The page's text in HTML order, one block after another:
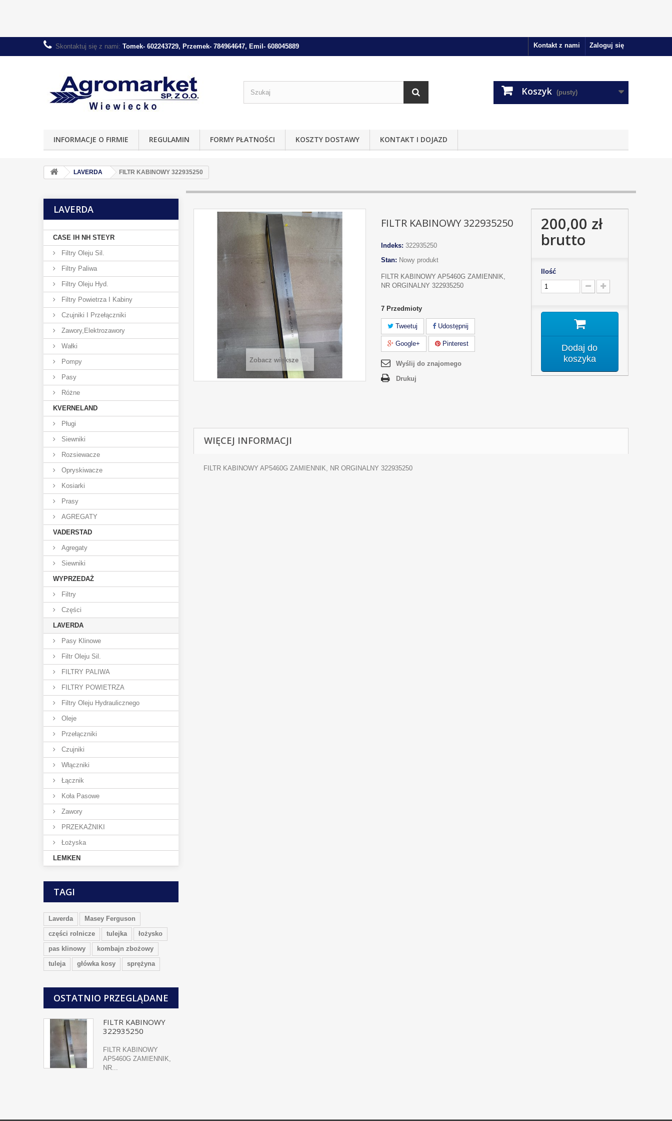
Zaloguj się
Kontakt z nami
Skontaktuj się z nami: Tomek- 602243729, Przemek- 784964647, Emil- 608045889
Koszyk (pusty)
INFORMACJE O FIRMIE REGULAMIN FORMY PŁATNOŚCI KOSZTY DOSTAWY KONTAKT I DOJAZD
LAVERDA FILTR KABINOWY 322935250
LAVERDA
CASE IH NH STEYR
Filtry Oleju Sil.
Filtry Paliwa
Filtry Oleju Hyd.
Filtry Powietrza I Kabiny
Czujniki I Przełączniki
Zawory,elektrozawory
Wałki
Pompy
Pasy
Różne
KVERNELAND
Pługi
Siewniki
Rozsiewacze
Opryskiwacze
Kosiarki
Prasy
AGREGATY
VADERSTAD
Agregaty
Siewniki
WYPRZEDAŻ
Filtry
Części
LAVERDA
Pasy Klinowe
Filtr Oleju Sil.
FILTRY PALIWA
FILTRY POWIETRZA
Filtry Oleju Hydraulicznego
Oleje
Przełączniki
Czujniki
Włączniki
Łącznik
Koła Pasowe
Zawory
PRZEKAŻNIKI
Łożyska
LEMKEN
TAGI
Laverda
Masey Ferguson
części rolnicze
tulejka
łożysko
pas klinowy
kombajn zbożowy
tuleja
główka kosy sprężyna
OSTATNIO PRZEGLĄDANE
FILTR KABINOWY
322935250
FILTR KABINOWY
AP5460G ZAMIENNIK,
NR...
Zobacz większe
FILTR KABINOWY 322935250
Indeks: 322935250
Stan: Nowy produkt
FILTR KABINOWY AP5460G ZAMIENNIK,
NR ORGINALNY 322935250
7 Przedmioty
Tweetuj Udostępnij
Google+ Pinterest
Wyślij do znajomego
Drukuj
200,00 zł
brutto
Ilość
Dodaj do
koszyka
WIĘCEJ INFORMACJI
FILTR KABINOWY AP5460G ZAMIENNIK, NR ORGINALNY 322935250